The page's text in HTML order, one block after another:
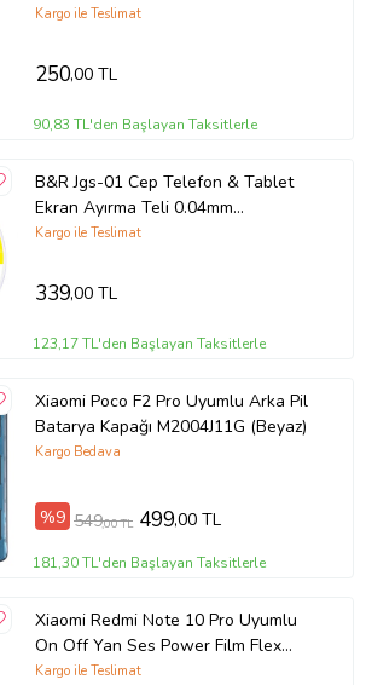
200Metre
Kargo ile Teslimat
250,00 TL
90,83 TL'den Başlayan Taksitlerle
B&R Jgs-01 Cep Telefon & Tablet
Ekran Ayırma Teli 0.04mm
1000Metre
Kargo ile Teslimat
339,00 TL
123,17 TL'den Başlayan Taksitlerle
Xiaomi Poco F2 Pro Uyumlu Arka Pil
Batarya Kapağı M2004J11G (Beyaz)
Kargo Bedava
%9 549,00 TL 499,00 TL
181,30 TL'den Başlayan Taksitlerle
Xiaomi Redmi Note 10 Pro Uyumlu
On Off Yan Ses Power Film Flex
M2101K6G M2101K6R
Kargo ile Teslimat